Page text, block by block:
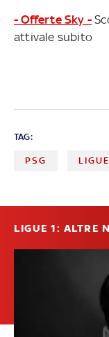
- Offerte Sky -
attivale subito
TAG:
PSG
LIGUE 1: ALTRE